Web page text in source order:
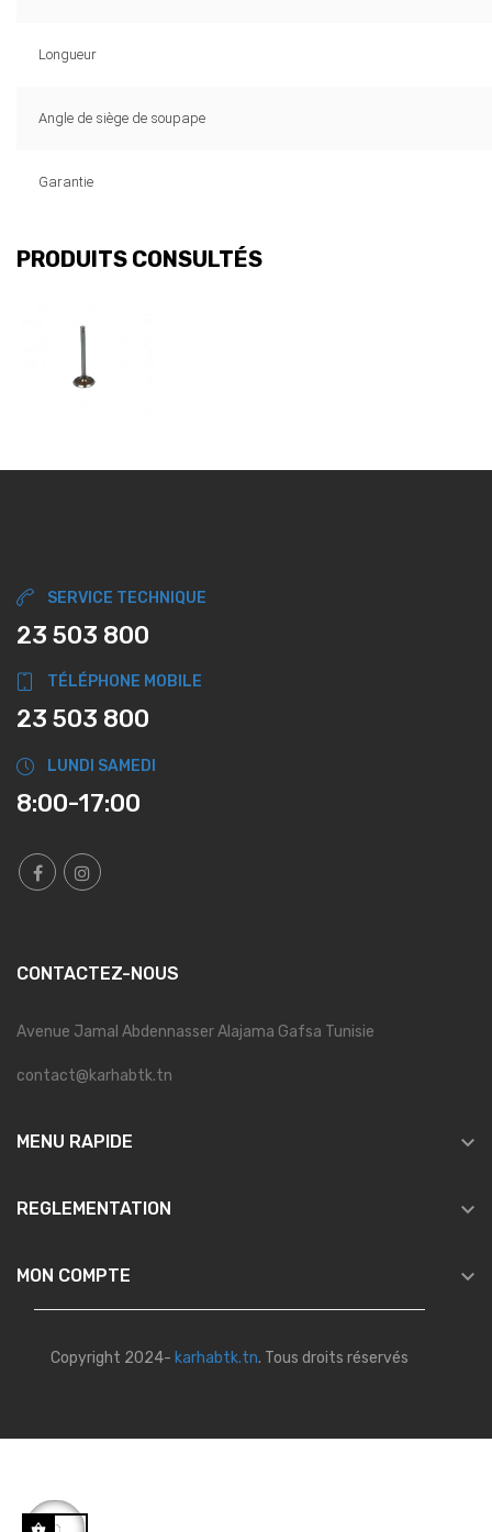
Longueur
Angle de siège de soupape
Garantie
PRODUITS CONSULTÉS
SERVICE TECHNIQUE
23 503 800
TÉLÉPHONE MOBILE
23 503 800
LUNDI SAMEDI
8:00-17:00
CONTACTEZ-NOUS
Avenue Jamal Abdennasser Alajama Gafsa Tunisie
contact@karhabtk.tn
MENU RAPIDE 
REGLEMENTATION 
MON COMPTE 
Copyright 2024- karhabtk.tn. Tous droits réservés